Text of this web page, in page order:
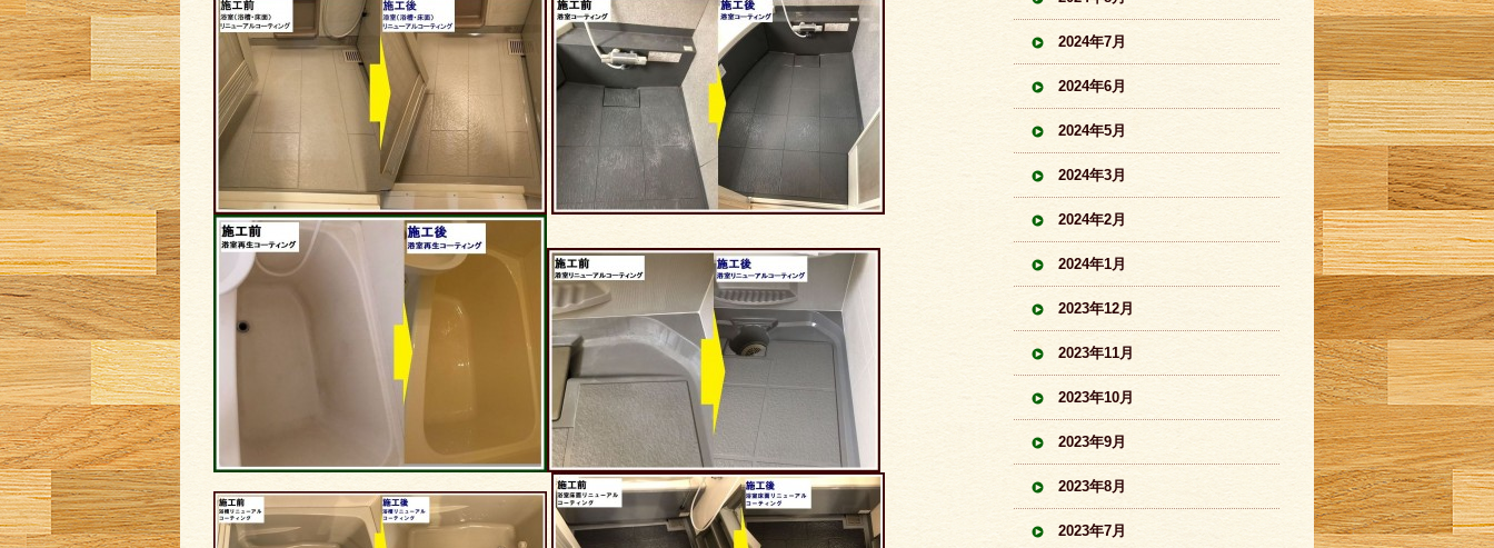
2024年7月
2024年6月
2024年5月
2024年3月
2024年2月
2024年1月
2023年12月
2023年11月
2023年10月
2023年9月
2023年8月
2023年7月